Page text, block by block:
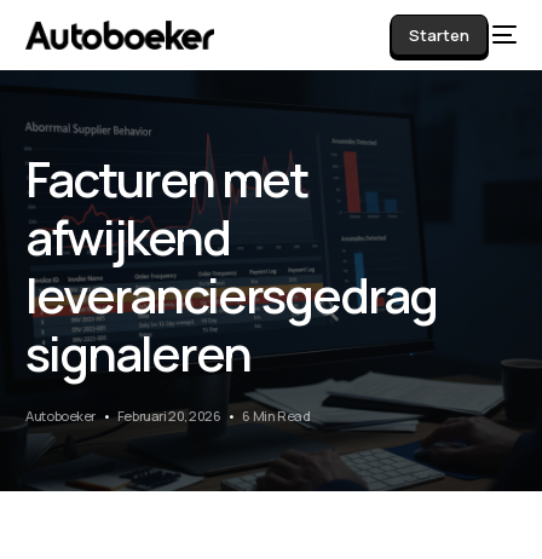
Starten
Facturen met
afwijkend
leveranciersgedrag
signaleren
Autoboeker Februari 20, 2026 6 Min Read